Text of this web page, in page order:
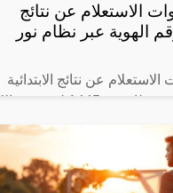
الاستعلام عن نتائج
الهوية عبر نظام نور
عن نتائج الابتدائية
برقم الهوية عبر نظام نور 1445 لم
نتائج طلاب مرحلة